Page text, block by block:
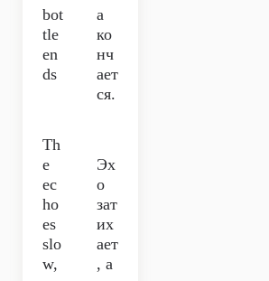
bot
tle
en
ds
а
ко
нч
ает
ся.
Th
e
ec
ho
es
slo
w,
Эх
о
зат
их
ает
, а